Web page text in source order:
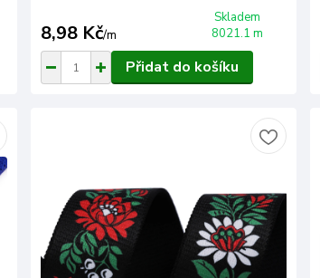
8,98 Kč/m
Skladem
8021.1 m
Přidat do košíku